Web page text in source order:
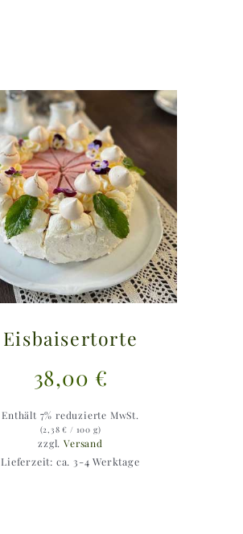
Eisbaisertorte
38,00 €
Enthält 7% reduzierte MwSt.
(2,38€ / 100 g)
zzgl.Versand
Lieferzeit: ca. 3-4 Werktage